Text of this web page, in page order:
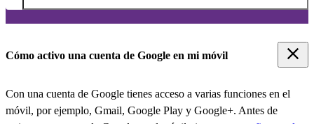
Cómo activo una cuenta de Google en mi móvil
Con una cuenta de Google tienes acceso a varias funciones en el
móvil, por ejemplo, Gmail, Google Play y Google+. Antes de